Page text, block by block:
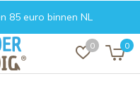
0 0
85 euro binnen NL